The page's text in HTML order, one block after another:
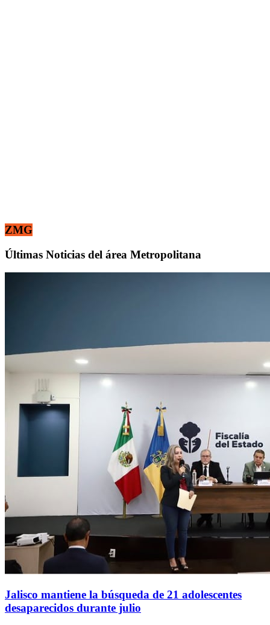
ZMG
Últimas Noticias del área Metropolitana
Jalisco mantiene la búsqueda de 21 adolescentes
desaparecidos durante julio